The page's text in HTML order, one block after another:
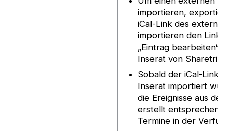
importieren,
iCal-Link des
importieren den Link
„Eintrag bearbeiten“
Inserat von
Sobald der iCal-Link
Inserat importiert
die Ereignisse aus
erstellt
Termine in der